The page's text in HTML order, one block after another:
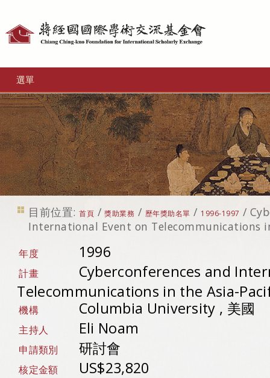
選單
目前位置: 首頁 /獎助業務 / 歷年獎助名單 / 1996-1997 /
International Event on Telecommunications
年度 1996
計畫
Cyberconferences and
Telecommunications in the Asia-
機構 Columbia University , 美國
主持人 Eli Noam
申請類別 研討會
核定金額 US$23,820